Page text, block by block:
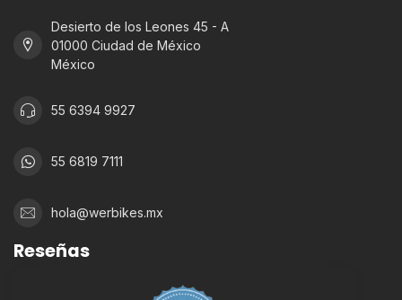
Desierto de los Leones 45 - A
01000 Ciudad de México
México
55 6394 9927
55 6819 7111
hola@werbikes.mx
Reseñas